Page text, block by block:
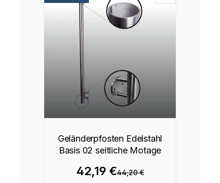
Geländerpfosten Edelstahl
Basis 02 seitliche Motage
42,19 €44,20 €